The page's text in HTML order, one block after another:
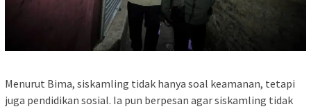
Menurut Bima, siskamling tidak hanya soal keamanan, tetapi
juga pendidikan sosial. Ia pun berpesan agar siskamling tidak